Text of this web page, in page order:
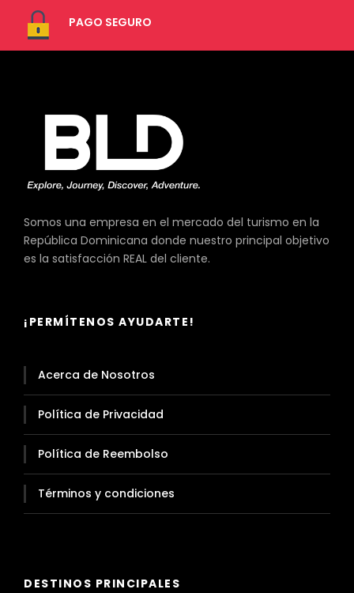
PAGO SEGURO
Somos una empresa en el mercado del turismo en la
República Dominicana donde nuestro principal objetivo
es la satisfacción REAL del cliente.
¡PERMÍTENOS AYUDARTE!
Acerca de Nosotros
Política de Privacidad
Política de Reembolso
Términos y condiciones
DESTINOS PRINCIPALES